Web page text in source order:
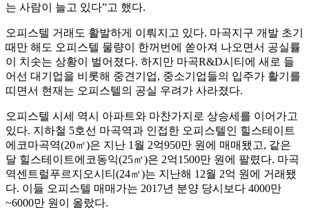
는 사람이 늘고 있다”고 했다.
오피스텔 거래도 활발하게 이뤄지고 있다. 마곡지구 개발 초기
때만 해도 오피스텔 물량이 한꺼번에 쏟아져 나오면서 공실률
이 치솟는 상황이 벌어졌다. 하지만 마곡R&D시티에 새로 들
어선 대기업을 비롯해 중견기업, 중소기업들의 입주가 활기를
띠면서 현재는 오피스텔의 공실 우려가 사라졌다.
오피스텔 시세 역시 아파트와 마찬가지로 상승세를 이어가고
있다. 지하철 5호선 마곡역과 인접한 오피스텔인 힐스테이트
에코마곡역(20㎡)은 지난 1월 2억950만 원에 매매됐고, 같은
달 힐스테이트에코동익(25㎡)은 2억1500만 원에 팔렸다. 마곡
역센트럴푸르지오시티(24㎡)는 지난해 12월 2억 원에 거래됐
다. 이들 오피스텔 매매가는 2017년 분양 당시보다 4000만
~6000만 원이 올랐다.